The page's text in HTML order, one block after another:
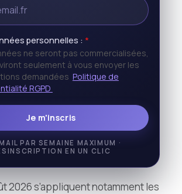
personnelles : *
ne seront pas commercialisées,
seulement à vous envoyer les
demandées Politique de
RGPD
Je m'inscris
PAR SEMAINE MAXIMUM ·
EN UN CLIC
2026 s’appliquent notamment les